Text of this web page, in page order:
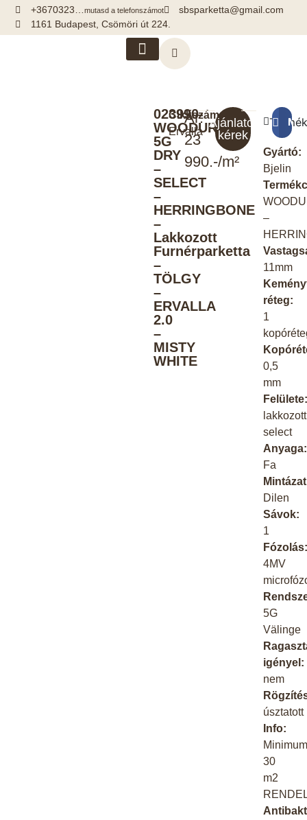
+3670323…mutasd a telefonszámot
sbsparketta@gmail.com
1161 Budapest, Csömöri út 224.
023990-
WOODURA
5G
DRY
–
SELECT
–
HERRINGBONE
–
Lakkozott
Furnérparketta
–
TÖLGY
–
ERVALLA
2.0
–
MISTY
WHITE
Cikkszám:
Ervalla
Ár:
23
990.-/m²
Ajánlatot
kérek
Gyártó:
Bjelin
–
11mm
réteg:
1
0,5
mm
select
Anyaga:
Fa
Dilen
Sávok:
1
4MV
5G
Välinge
igényel:
nem
úsztatott
Info:
30
m2